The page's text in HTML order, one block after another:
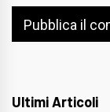
Ultimi Articoli